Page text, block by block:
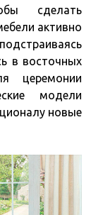
сделать
активно
в восточных
церемонии
модели
новые